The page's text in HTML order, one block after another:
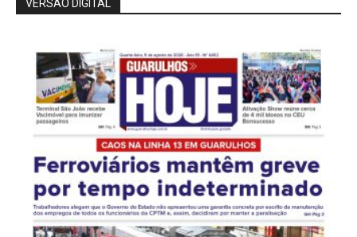
VERSÃO DIGITAL